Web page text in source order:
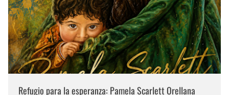
Refugio para la esperanza: Pamela Scarlett Orellana